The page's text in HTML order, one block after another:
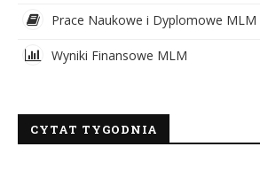
Prace Naukowe i Dyplomowe MLM
Wyniki Finansowe MLM
CYTAT TYGODNIA